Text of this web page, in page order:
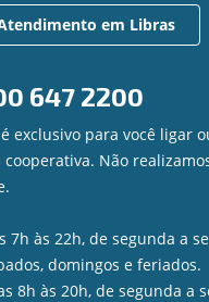
em Libras
647 2200
exclusivo para você ligar
cooperativa. Não
7h às 22h, de segunda a
domingos e feriados.
8h às 20h, de segunda a